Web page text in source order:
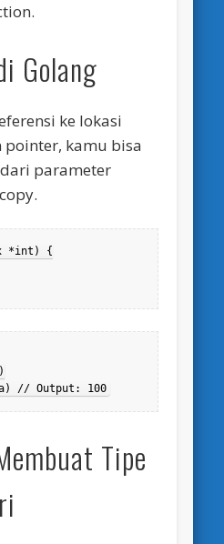
Golang
ke lokasi
pointer, kamu bisa
parameter
*int) {
// Output: 100
Tipe